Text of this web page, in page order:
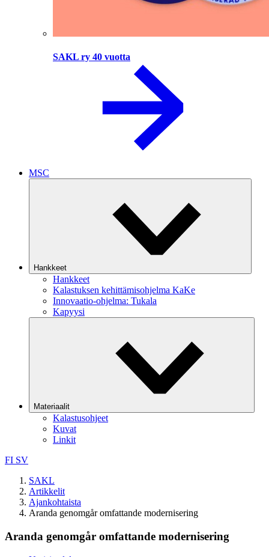
SAKL ry 40 vuotta
MSC
Hankkeet
Hankkeet
Kalastuksen kehittämisohjelma KaKe
Innovaatio-ohjelma: Tukala
Kapyysi
Materiaalit
Kalastusohjeet
Kuvat
Linkit
FI SV
SAKL
Artikkelit
Ajankohtaista
Aranda genomgår omfattande modernisering
Aranda genomgår omfattande modernisering